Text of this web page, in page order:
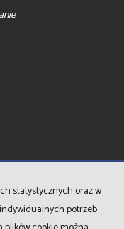
statystycznych oraz w
potrzeb